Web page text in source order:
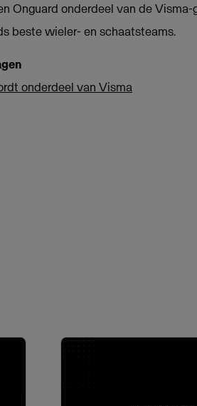
Onguard onderdeel van de
beste wieler- en schaatsteams.
onderdeel van Visma